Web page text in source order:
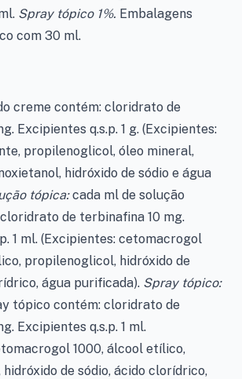
Spray tópico 1%. Embalagens
com 30 ml.
creme contém: cloridrato de
Excipientes q.s.p. 1 g. (Excipientes:
propilenoglicol, óleo mineral,
hidróxido de sódio e água
tópica:cada ml de solução
de terbinafina 10 mg.
1 ml. (Excipientes: cetomacrogol
propilenoglicol, hidróxido de
água purificada). Spray tópico:
tópico contém: cloridrato de
Excipientes q.s.p. 1 ml.
1000, álcool etílico,
de sódio, ácido clorídrico,